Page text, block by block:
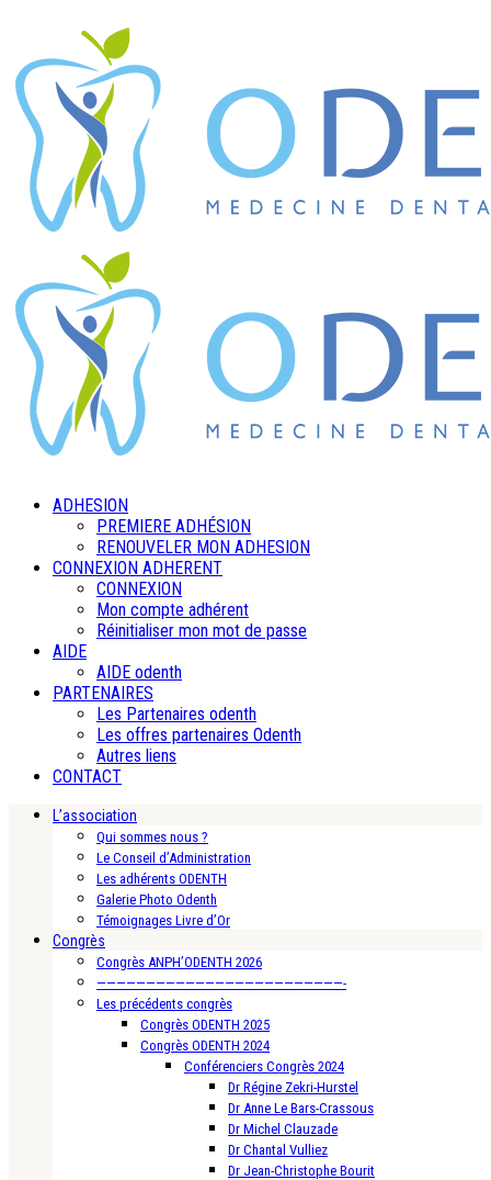
ADHESION
PREMIERE ADHÉSION
RENOUVELER MON ADHESION
CONNEXION ADHERENT
CONNEXION
Mon compte adhérent
Réinitialiser mon mot de passe
AIDE
AIDE odenth
PARTENAIRES
Les Partenaires odenth
Les offres partenaires Odenth
Autres liens
CONTACT
L’association
Qui sommes nous ?
Le Conseil d’Administration
Les adhérents ODENTH
Galerie Photo Odenth
Témoignages Livre d’Or
Congrès
Congrès ANPH’ODENTH 2026
—————————————————————————-
Les précédents congrès
Congrès ODENTH 2025
Congrès ODENTH 2024
Conférenciers Congrès 2024
Dr Régine Zekri-Hurstel
Dr Anne Le Bars-Crassous
Dr Michel Clauzade
Dr Chantal Vulliez
Dr Jean-Christophe Bourit